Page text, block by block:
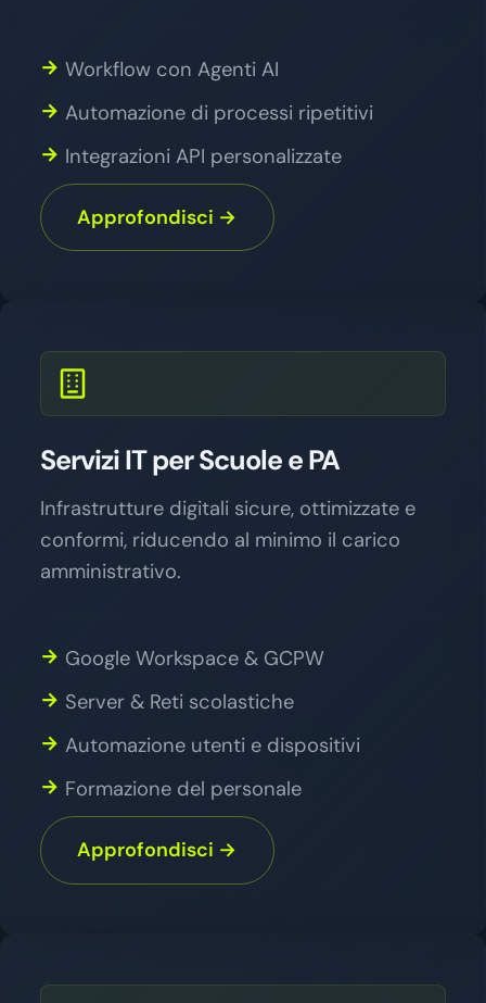
Workflow con Agenti AI
Automazione di processi ripetitivi
Integrazioni API personalizzate
Approfondisci →
Servizi IT per Scuole e PA
Infrastrutture digitali sicure, ottimizzate e
conformi, riducendo al minimo il carico
amministrativo.
Google Workspace & GCPW
Server & Reti scolastiche
Automazione utenti e dispositivi
Formazione del personale
Approfondisci →